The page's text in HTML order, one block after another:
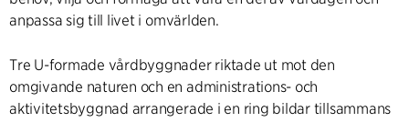
anpassa sig till livet i omvärlden.
Tre U-formade vårdbyggnader riktade ut mot den
omgivande naturen och en administrations- och
aktivitetsbyggnad arrangerade i en ring bildar tillsammans